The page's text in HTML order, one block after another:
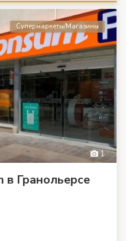
1
Супермаркеты/Магазины
в Гранольерсе